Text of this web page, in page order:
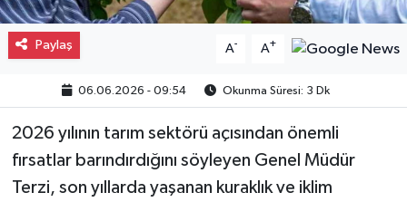
Paylaş A- A+
06.06.2026 - 09:54 Okunma Süresi: 3 Dk
2026 yılının tarım sektörü açısından önemli
fırsatlar barındırdığını söyleyen Genel Müdür
Terzi, son yıllarda yaşanan kuraklık ve iklim